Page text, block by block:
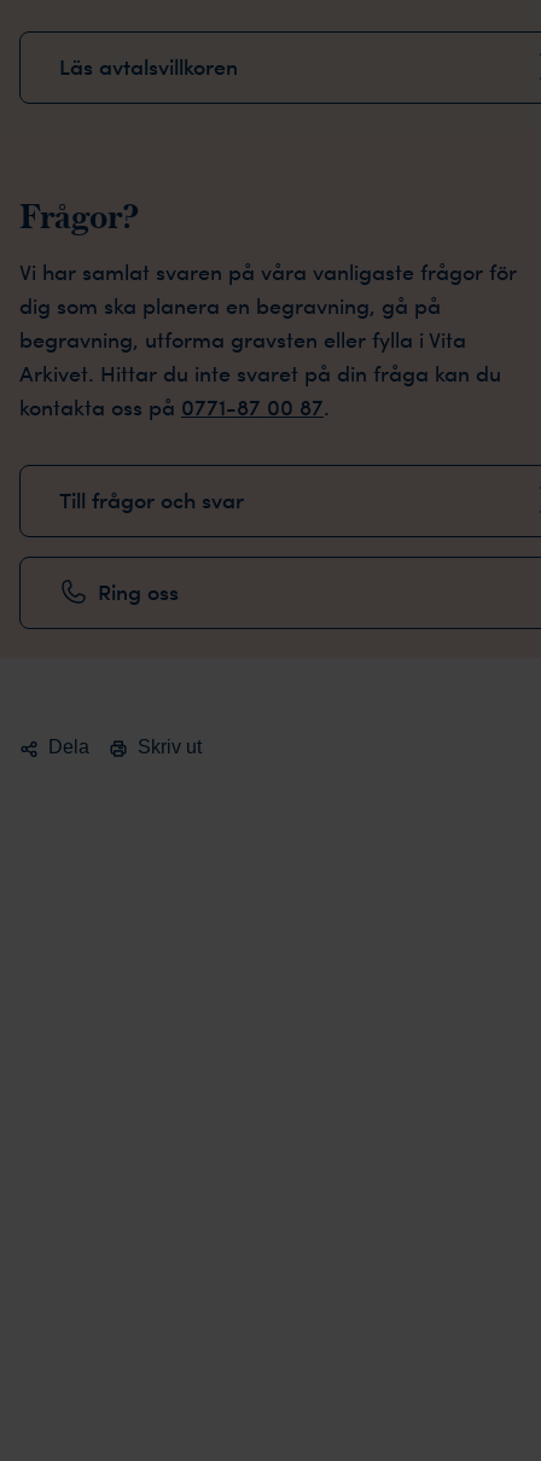
Läs avtalsvillkoren
Frågor?
Vi har samlat svaren på våra vanligaste frågor för
dig som ska planera en begravning, gå på
begravning, utforma gravsten eller fylla i Vita
Arkivet. Hittar du inte svaret på din fråga kan du
kontakta oss på 0771-87 00 87.
Till frågor och svar
Ring oss
Dela Skriv ut